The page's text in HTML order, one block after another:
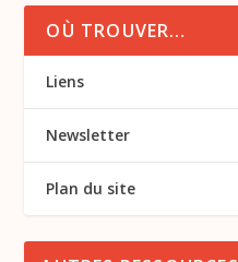
OÙ TROUVER…
Liens
Newsletter
Plan du site